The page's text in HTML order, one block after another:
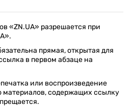
«ZN.UA» разрешается при
прямая, открытая для
в первом абзаце на
или воспроизведение
материалов, содержащих ссылку